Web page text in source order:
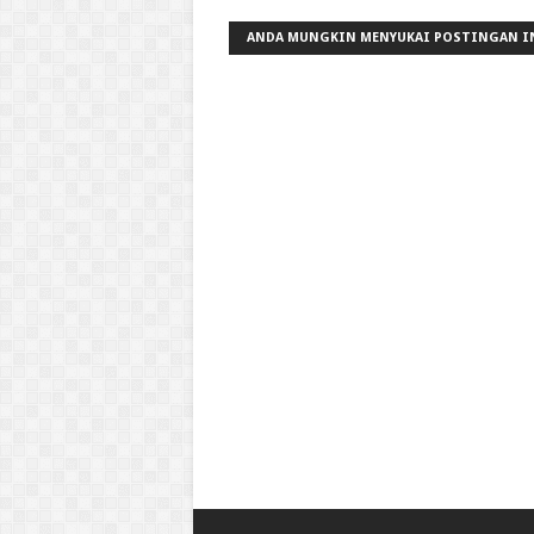
ANDA MUNGKIN MENYUKAI POSTINGAN